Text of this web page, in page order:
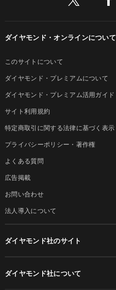
ダイヤモンド・オンラインについて
このサイトについて
ダイヤモンド・プレミアムについて
ダイヤモンド・プレミアム活用ガイド
サイト利用規約
特定商取引に関する法律に基づく表示
プライバシーポリシー・著作権
よくある質問
広告掲載
お問い合わせ
法人導入について
ダイヤモンド社のサイト
ダイヤモンド社について